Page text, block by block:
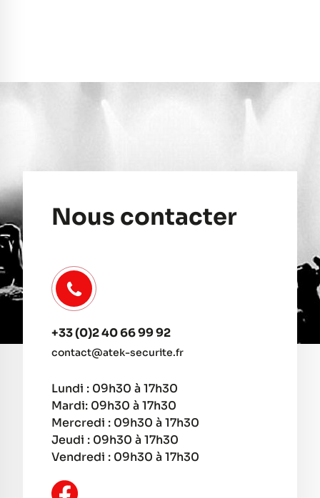
Nous contacter
+33 (0)2 40 66 99 92
contact@atek-securite.fr
Lundi : 09h30 à 17h30
Mardi: 09h30 à 17h30
Mercredi : 09h30 à 17h30
Jeudi : 09h30 à 17h30
Vendredi : 09h30 à 17h30